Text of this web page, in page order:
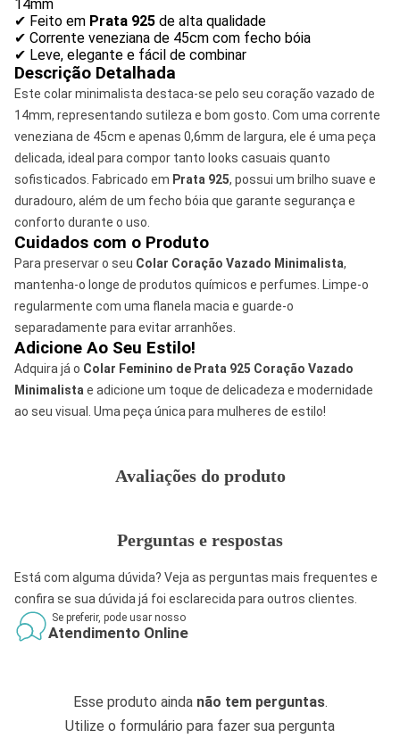
14mm
✔ Feito em Prata 925 de alta qualidade
✔ Corrente veneziana de 45cm com fecho bóia
✔ Leve, elegante e fácil de combinar
Descrição Detalhada
Este colar minimalista destaca-se pelo seu coração vazado de
14mm, representando sutileza e bom gosto. Com uma corrente
veneziana de 45cm e apenas 0,6mm de largura, ele é uma peça
delicada, ideal para compor tanto looks casuais quanto
sofisticados. Fabricado em Prata 925, possui um brilho suave e
duradouro, além de um fecho bóia que garante segurança e
conforto durante o uso.
Cuidados com o Produto
Para preservar o seu Colar Coração Vazado Minimalista,
mantenha-o longe de produtos químicos e perfumes. Limpe-o
regularmente com uma flanela macia e guarde-o
separadamente para evitar arranhões.
Adicione Ao Seu Estilo!
Adquira já o Colar Feminino de Prata 925 Coração Vazado
Minimalista e adicione um toque de delicadeza e modernidade
ao seu visual. Uma peça única para mulheres de estilo!
Avaliações do produto
Perguntas e respostas
Está com alguma dúvida? Veja as perguntas mais frequentes e
confira se sua dúvida já foi esclarecida para outros clientes.
Se preferir, pode usar nosso
Atendimento Online
Esse produto ainda não tem perguntas.
Utilize o formulário para fazer sua pergunta